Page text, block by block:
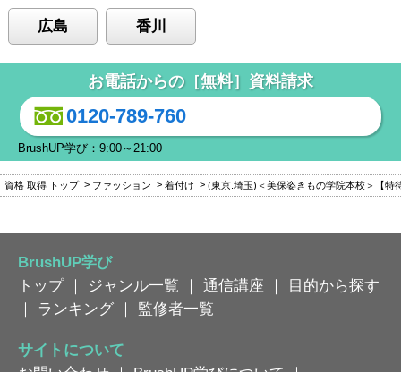
広島 香川
お電話からの［無料］資料請求
0120-789-760
BrushUP学び：9:00～21:00
資格 取得 トップ ファッション 着付け (東京.埼玉)＜美保姿きもの学院本校＞【特
BrushUP学び
トップ｜ ジャンル一覧 ｜ 通信講座 ｜
目的から探す
｜
ランキング ｜ 監修者一覧
サイトについて